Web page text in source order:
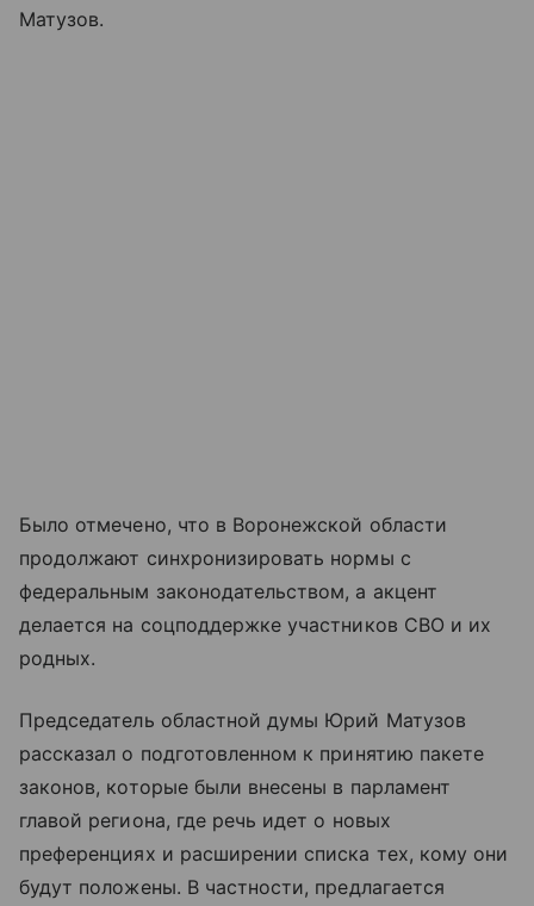
Матузов.
Было отмечено, что в Воронежской области
продолжают синхронизировать нормы с
федеральным законодательством, а акцент
делается на соцподдержке участников СВО и их
родных.
Председатель областной думы Юрий Матузов
рассказал о подготовленном к принятию пакете
законов, которые были внесены в парламент
главой региона, где речь идет о новых
преференциях и расширении списка тех, кому они
будут положены. В частности, предлагается